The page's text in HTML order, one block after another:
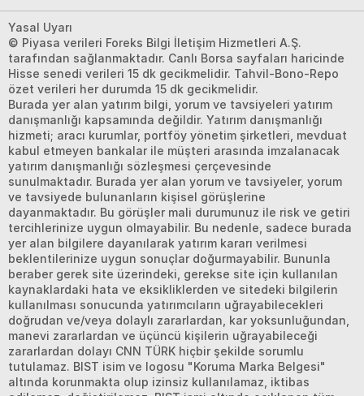
Yasal Uyarı
© Piyasa verileri Foreks Bilgi İletişim Hizmetleri A.Ş.
tarafından sağlanmaktadır. Canlı Borsa sayfaları haricinde
Hisse senedi verileri 15 dk gecikmelidir. Tahvil-Bono-Repo
özet verileri her durumda 15 dk gecikmelidir.
Burada yer alan yatırım bilgi, yorum ve tavsiyeleri yatırım
danışmanlığı kapsamında değildir. Yatırım danışmanlığı
hizmeti; aracı kurumlar, portföy yönetim şirketleri, mevduat
kabul etmeyen bankalar ile müşteri arasında imzalanacak
yatırım danışmanlığı sözleşmesi çerçevesinde
sunulmaktadır. Burada yer alan yorum ve tavsiyeler, yorum
ve tavsiyede bulunanların kişisel görüşlerine
dayanmaktadır. Bu görüşler mali durumunuz ile risk ve getiri
tercihlerinize uygun olmayabilir. Bu nedenle, sadece burada
yer alan bilgilere dayanılarak yatırım kararı verilmesi
beklentilerinize uygun sonuçlar doğurmayabilir. Bununla
beraber gerek site üzerindeki, gerekse site için kullanılan
kaynaklardaki hata ve eksikliklerden ve sitedeki bilgilerin
kullanılması sonucunda yatırımcıların uğrayabilecekleri
doğrudan ve/veya dolaylı zararlardan, kar yoksunluğundan,
manevi zararlardan ve üçüncü kişilerin uğrayabileceği
zararlardan dolayı CNN TÜRK hiçbir şekilde sorumlu
tutulamaz. BIST isim ve logosu "Koruma Marka Belgesi"
altında korunmakta olup izinsiz kullanılamaz, iktibas